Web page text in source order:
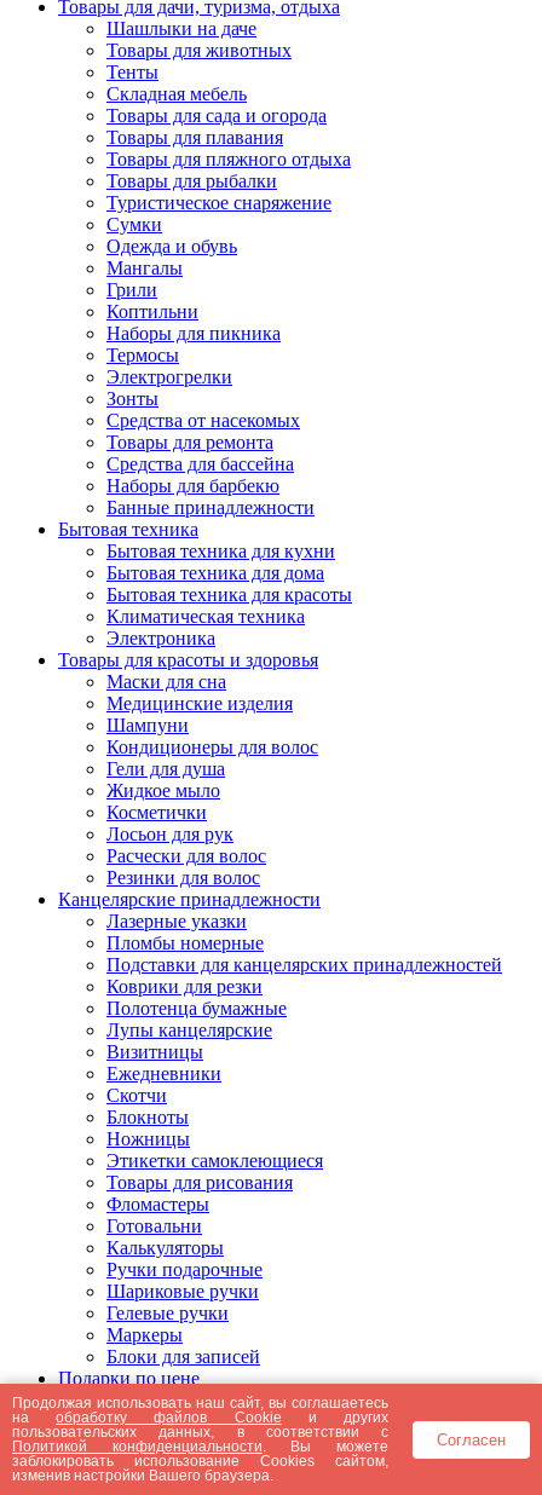
Товары для дачи, туризма, отдыха
Шашлыки на даче
Товары для животных
Тенты
Складная мебель
Товары для сада и огорода
Товары для плавания
Товары для пляжного отдыха
Товары для рыбалки
Туристическое снаряжение
Сумки
Одежда и обувь
Мангалы
Грили
Коптильни
Наборы для пикника
Термосы
Электрогрелки
Зонты
Средства от насекомых
Товары для ремонта
Средства для бассейна
Наборы для барбекю
Банные принадлежности
Бытовая техника
Бытовая техника для кухни
Бытовая техника для дома
Бытовая техника для красоты
Климатическая техника
Электроника
Товары для красоты и здоровья
Маски для сна
Медицинские изделия
Шампуни
Кондиционеры для волос
Гели для душа
Жидкое мыло
Косметички
Лосьон для рук
Расчески для волос
Резинки для волос
Канцелярские принадлежности
Лазерные указки
Пломбы номерные
Подставки для канцелярских принадлежностей
Коврики для резки
Полотенца бумажные
Лупы канцелярские
Визитницы
Ежедневники
Скотчи
Блокноты
Ножницы
Этикетки самоклеющиеся
Товары для рисования
Фломастеры
Готовальни
Калькуляторы
Ручки подарочные
Шариковые ручки
Гелевые ручки
Маркеры
Блоки для записей
Подарки по цене
Подарки от 5000 рублей
Подарки до 5000 рублей
Подарки до 3000 рублей
Подарки до 2000 рублей
Подарки до 1000 рублей
Продолжая использовать наш сайт, вы соглашаетесь
наобработку файлов Cookie и других
пользовательских данных, в соответствии с
Политикой конфиденциальности . Вы можете
заблокировать использование Cookies сайтом,
изменив настройки Вашего браузера.
Согласен